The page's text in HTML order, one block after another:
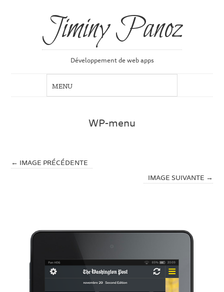
Jiminy Panoz
Développement de web apps
WP-menu
← IMAGE PRÉCÉDENTE
IMAGE SUIVANTE →